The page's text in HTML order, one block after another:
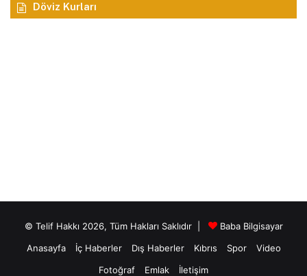
Döviz Kurları
© Telif Hakkı 2026, Tüm Hakları Saklıdır |
Baba Bilgisayar
Anasayfa
İç Haberler Dış Haberler Kıbrıs Spor
Video
Fotoğraf
Emlak İletişim